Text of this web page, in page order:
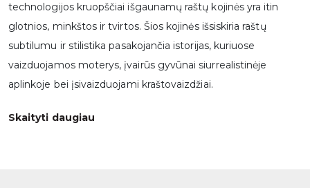
technologijos kruopščiai išgaunamų raštų kojinės yra itin
glotnios, minkštos ir tvirtos. Šios kojinės išsiskiria raštų
subtilumu ir stilistika pasakojančia istorijas, kuriuose
vaizduojamos moterys, įvairūs gyvūnai siurrealistinėje
aplinkoje bei įsivaizduojami kraštovaizdžiai.
Skaityti daugiau